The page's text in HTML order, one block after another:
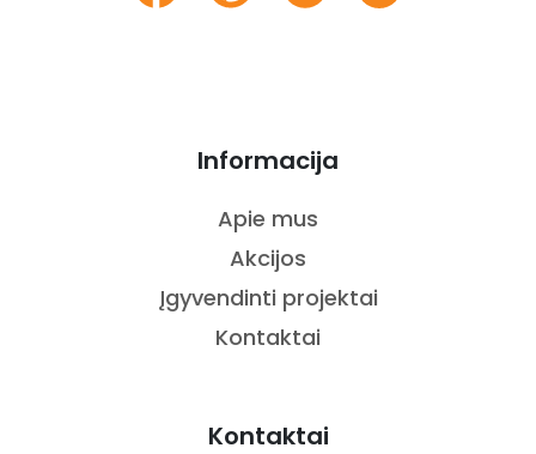
Informacija
Apie mus
Akcijos
Įgyvendinti projektai
Kontaktai
Kontaktai